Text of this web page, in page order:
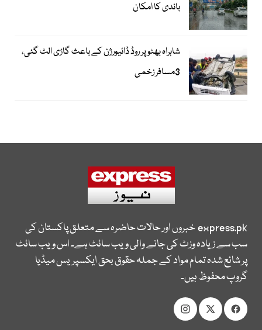
باندی کا امکان
شاہراہ بھٹو پر روڈ ڈائیورژن کے باعث گاڑی الٹ گئی،
3مسافر زخمی
express.pkخبروں اور حالات حاضرہ سے متعلق پاکستان کی
سب سے زیادہ وزٹ کی جانے والی ویب سائٹ ہے۔ اس ویب سائٹ
پر شائع شدہ تمام مواد کے جملہ حقوق بحق ایکسپریس میڈیا
گروپ محفوظ ہیں۔